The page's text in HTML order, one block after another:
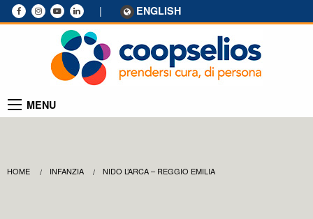
| ENGLISH
MENU
HOME INFANZIA NIDO L’ARCA – REGGIO EMILIA